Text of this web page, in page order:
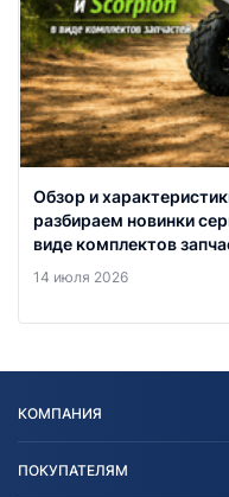
Обзор и
разбираем новинки
виде комплектов
14 июля 2026
КОМПАНИЯ
ПОКУПАТЕЛЯМ